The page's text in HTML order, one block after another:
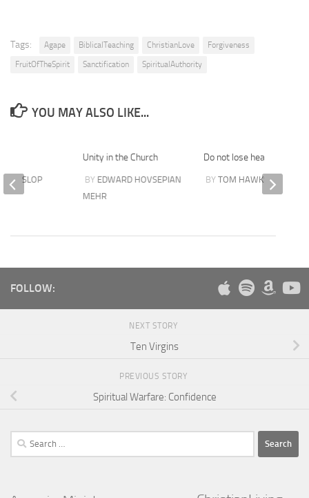
Tags: Agape BiblicalTeaching ChristianLove
Forgiveness
FruitOfTheSpirit
Sanctification SpiritualAuthority
YOU MAY ALSO LIKE...
Unity in the Church
BY EDWARD HOVSEPIAN
MEHR
Do not lose heart
BYTOM HAWKSLEY
HASLOP
FOLLOW:
NEXT STORY
Ten Virgins
PREVIOUS STORY
Spiritual Warfare: Confidence
Search
for: